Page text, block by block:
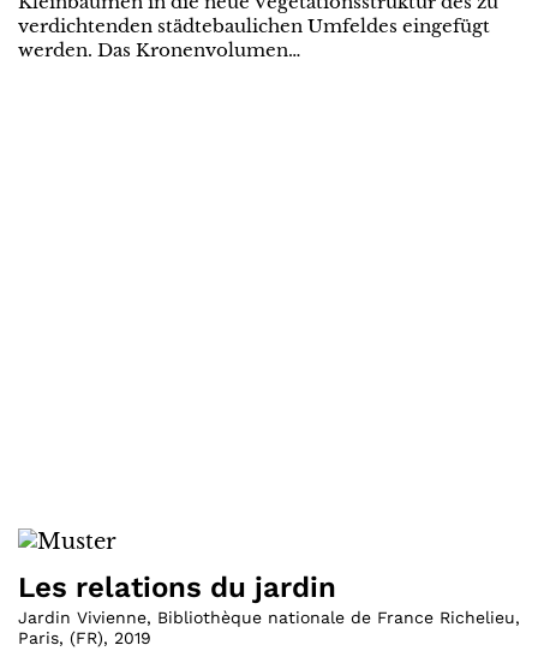
verdichtenden städtebaulichen Umfeldes eingefügt
werden. Das Kronenvolumen…
Les relations du jardin
Jardin Vivienne, Bibliothèque nationale de France Richelieu,
Paris, (FR), 2019